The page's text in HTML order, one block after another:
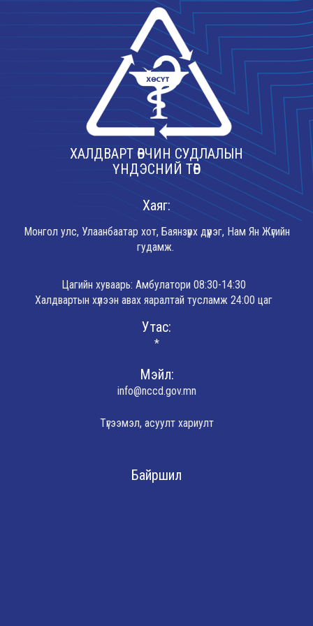
ХАЛДВАРТ ӨВЧИН СУДЛАЛЫН
ҮНДЭСНИЙ ТӨВ
Хаяг:
Монгол улс, Улаанбаатар хот, Баянзүрх дүүрэг, Нам Ян Жүгийн
гудамж.
Цагийн хуваарь: Амбулатори 08:30-14:30
Халдвартын хүлээн авах яаралтай тусламж 24:00 цаг
Утас:
*
Мэйл:
info@nccd.gov.mn
Түгээмэл, асуулт хариулт
Байршил